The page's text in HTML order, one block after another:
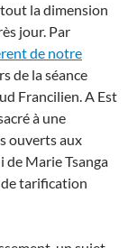
la dimension
jour. Par
de notre
de la séance
Francilien. A Est
à une
ouverts aux
de Marie Tsanga
de tarification